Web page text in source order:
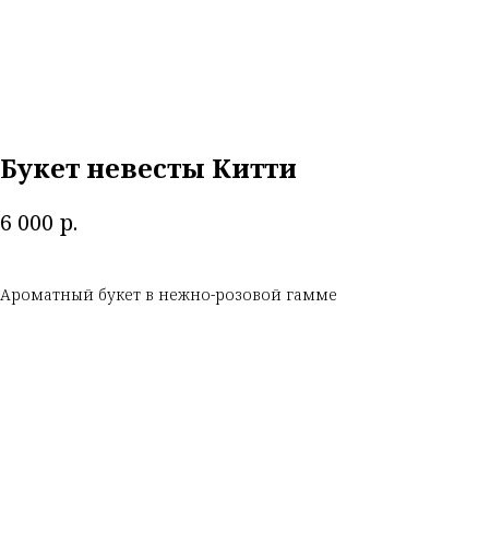
Букет невесты Китти
6 000 р.
Ароматный букет в нежно-розовой гамме